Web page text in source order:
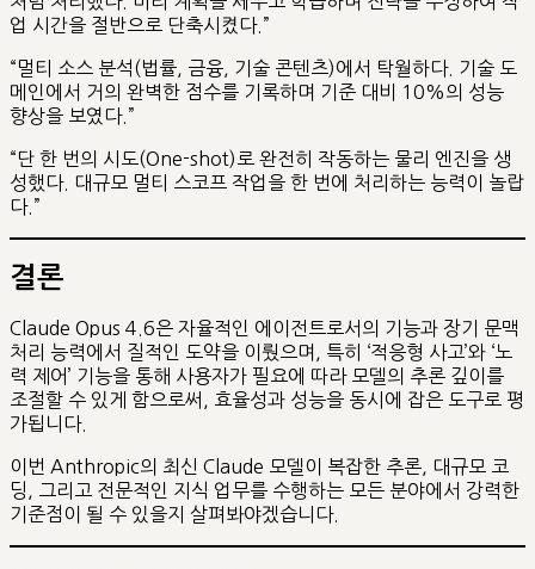
업 시간을 절반으로 단축시켰다.”
“멀티 소스 분석(법률, 금융, 기술 콘텐츠)에서 탁월하다. 기술 도
메인에서 거의 완벽한 점수를 기록하며 기준 대비 10%의 성능
향상을 보였다.”
“단 한 번의 시도(One-shot)로 완전히 작동하는 물리 엔진을 생
성했다. 대규모 멀티 스코프 작업을 한 번에 처리하는 능력이 놀랍
다.”
결론
Claude Opus 4.6은 자율적인 에이전트로서의 기능과 장기 문맥
처리 능력에서 질적인 도약을 이뤘으며, 특히 ‘적응형 사고’와 ‘노
력 제어’ 기능을 통해 사용자가 필요에 따라 모델의 추론 깊이를
조절할 수 있게 함으로써, 효율성과 성능을 동시에 잡은 도구로 평
가됩니다.
이번 Anthropic의 최신 Claude 모델이 복잡한 추론, 대규모 코
딩, 그리고 전문적인 지식 업무를 수행하는 모든 분야에서 강력한
기준점이 될 수 있을지 살펴봐야겠습니다.